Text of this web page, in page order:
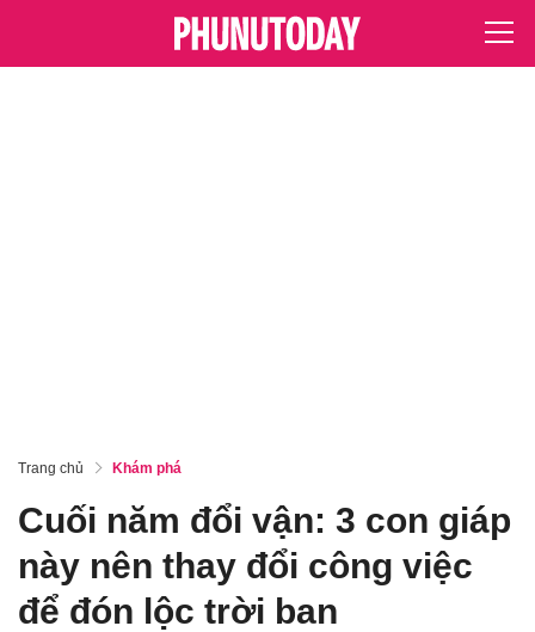
Trang chủ Khám phá
Cuối năm đổi vận: 3 con giáp
này nên thay đổi công việc
để đón lộc trời ban